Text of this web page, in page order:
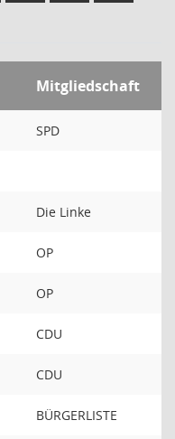
Mitgliedschaft
SPD
Die Linke
OP
OP
CDU
CDU
BÜRGERLISTE